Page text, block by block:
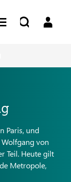
Paris, und
von
Teil. Heute gilt
Metropole,